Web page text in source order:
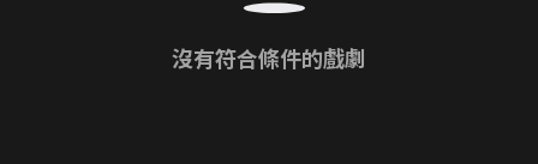
沒有符合條件的戲劇